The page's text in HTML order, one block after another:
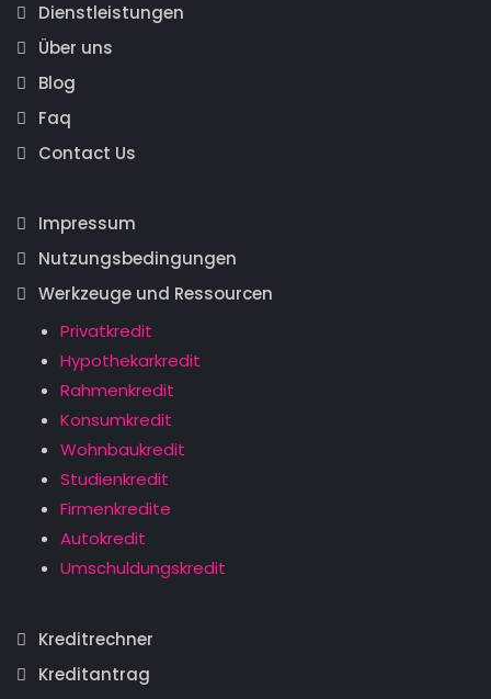
Dienstleistungen
Über uns
Blog
Faq
Contact Us
Impressum
Nutzungsbedingungen
Werkzeuge und Ressourcen
Privatkredit
Hypothekarkredit
Rahmenkredit
Konsumkredit
Wohnbaukredit
Studienkredit
Firmenkredite
Autokredit
Umschuldungskredit
Kreditrechner
Kreditantrag